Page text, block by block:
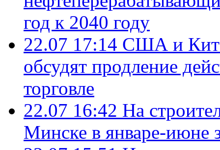
год к 2040 году
22.07 17:14 США и
обсудят продление
торговле
22.07 16:42 На
Минске в январе-июне